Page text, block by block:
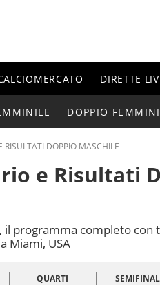
DIRETTE
DOPPIO
RISULTATI DOPPIO MASCHILE
e Risultati
il programma completo con
Miami, USA
QUARTI